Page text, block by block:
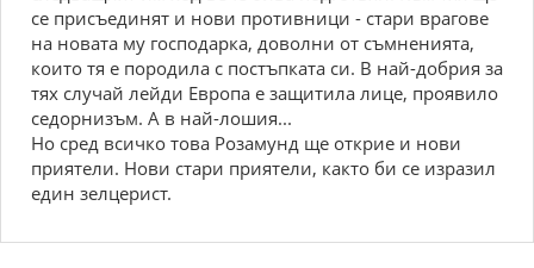
се присъединят и нови противници - стари врагове
на новата му господарка, доволни от съмненията,
които тя е породила с постъпката си. В най-добрия за
тях случай лейди Европа е защитила лице, проявило
седорнизъм. А в най-лошия...
Но сред всичко това Розамунд ще открие и нови
приятели. Нови стари приятели, както би се изразил
един зелцерист.